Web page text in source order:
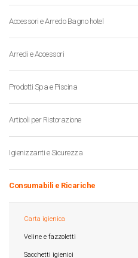
Accessori e Arredo Bagno hotel
Arredi e Accessori
Prodotti Spa e Piscina
Articoli per Ristorazione
Igienizzanti e Sicurezza
Consumabili e Ricariche
Carta igienica
Veline e fazzoletti
Sacchetti igienici